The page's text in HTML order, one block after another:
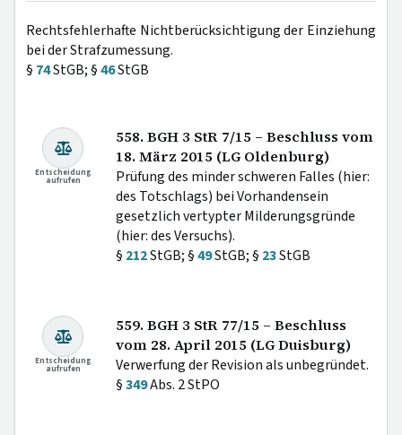
Rechtsfehlerhafte Nichtberücksichtigung der Einziehung
bei der Strafzumessung.
§ 74StGB; §46StGB
Entscheidung
aufrufen
558. BGH 3 StR 7/15 – Beschluss vom
18. März 2015 (LG Oldenburg)
Prüfung des minder schweren Falles (hier:
des Totschlags) bei Vorhandensein
gesetzlich vertypter Milderungsgründe
(hier: des Versuchs).
§ 212StGB; §49StGB; § 23StGB
Entscheidung
aufrufen
559. BGH 3 StR 77/15 – Beschluss
vom 28. April 2015 (LG Duisburg)
Verwerfung der Revision als unbegründet.
§349Abs. 2 StPO